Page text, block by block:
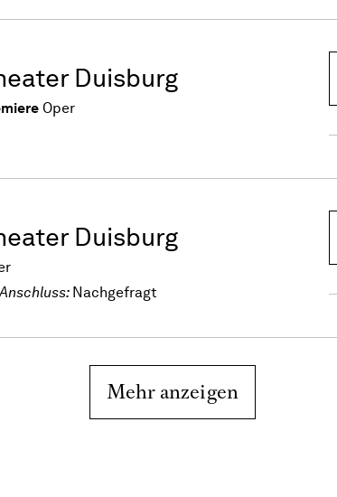
Duisburg
Oper
Duisburg
Nachgefragt
Mehr anzeigen